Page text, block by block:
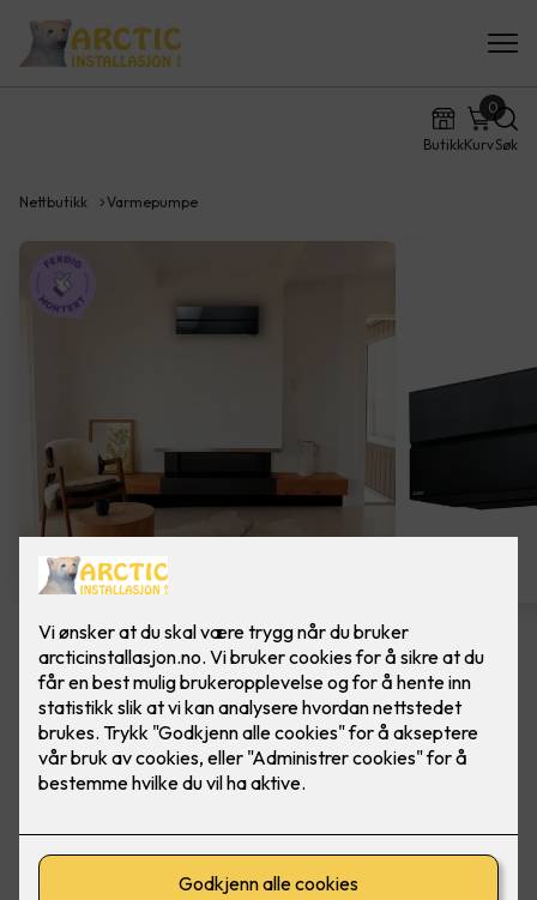
ButikkKurv
0
Søk
Nettbutikk Varmepumpe
Mitsubishi Electric - KAITEKI
6600 Safirsort m/montering
Kaiteki er en energieffektiv og stilren
kjøling. Med mange unike løsninger og nye
funksjoner, sikrer det høy komfort i hverdagen.